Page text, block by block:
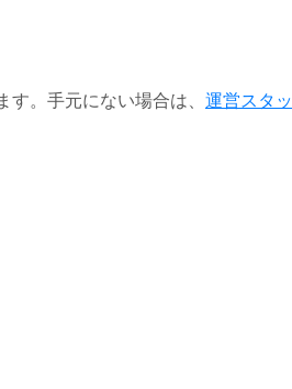
。手元にない場合は、 運営スタッ